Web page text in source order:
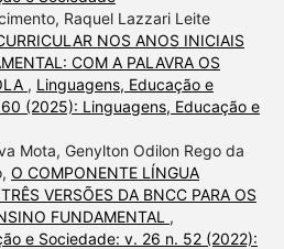
Raquel Lazzari Leite
NOS ANOS INICIAIS
COM A PALAVRA OS
, Linguagens, Educação e
(2025): Linguagens, Educação e
Mota, Genylton Odilon Rego da
O COMPONENTE LÍNGUA
VERSÕES DA BNCC PARA OS
FUNDAMENTAL ,
e Sociedade: v. 26 n. 52 (2022):